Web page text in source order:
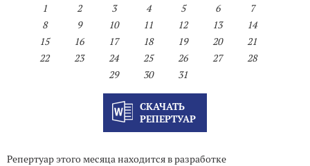
1
2 3 4 5 6
7
8
9 10 11 12 13
14
15
16 17 18 19 20
21
22
23 24 25 26 27
28
29
30 31
СКАЧАТЬ
РЕПЕРТУАР
Репертуар этого месяца находится в разработке